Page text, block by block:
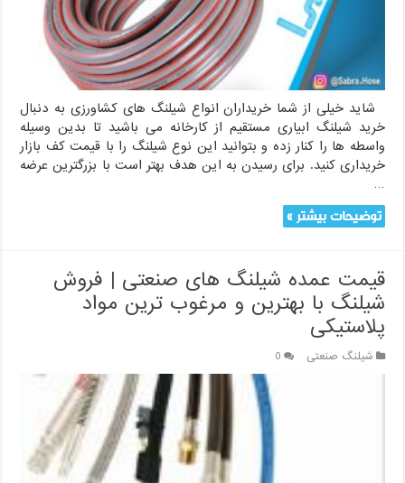
شاید خیلی از شما خریداران انواع شیلنگ های کشاورزی به دنبال
خرید شیلنگ ابیاری مستقیم از کارخانه می باشید تا بدین وسیله
واسطه ها را کنار زده و بتوانید این نوع شیلنگ را با قیمت کف بازار
خریداری کنید. برای رسیدن به این هدف بهتر است با بزرگترین عرضه
…
توضیحات بیشتر »
قیمت عمده شیلنگ های صنعتی | فروش
شیلنگ با بهترین و مرغوب ترین مواد
پلاستیکی
شیلنگ صنعتی 0